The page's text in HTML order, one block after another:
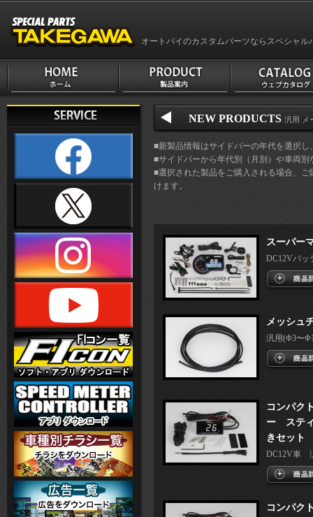
オートバイのカスタムパーツならスペシャル
NEW PRODUCTS 汎用 メ
■新製品情報はサイドバーの年代を選択
■サイドバーから年代別（月別）や車両
■選択された製品をご購入される場合、
けます。
スーパー
DC12Vバッ
メッシュ
汎用(Φ3〜
コンパク
ー ステ
きセット
DC12V車
コンパク